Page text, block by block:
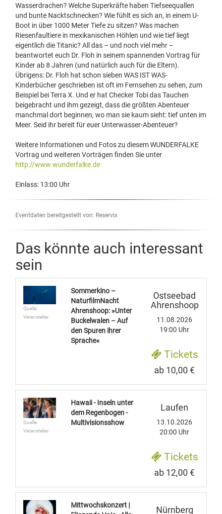
Wasserdrachen? Welche Superkräfte haben Tiefseequallen
und bunte Nacktschnecken? Wie fühlt es sich an, in einem U-
Boot in über 1000 Meter Tiefe zu sitzen? Was machen
Riesenfaultiere in mexikanischen Höhlen und wie tief liegt
eigentlich die Titanic? All das – und noch viel mehr –
beantwortet euch Dr. Floh in seinem spannenden Vortrag für
Kinder ab 8 Jahren (und natürlich auch für die Eltern).
Übrigens: Dr. Floh hat schon sieben WAS IST WAS-
Kinderbücher geschrieben ist oft im Fernsehen zu sehen, zum
Beispiel bei Terra X. Und er hat Checker Tobi das Tauchen
beigebracht und ihm gezeigt, dass die größten Abenteuer
manchmal dort beginnen, wo man sie kaum sieht: tief unten im
Meer. Seid ihr bereit für euer Unterwasser-Abenteuer?
Weitere Informationen und Fotos zu diesem WUNDERFALKE
Vortrag und weiteren Vorträgen finden Sie unter
http://www.wunderfalke.de
Einlass: 13:00 Uhr
Eventdaten bereitgestellt von: Reservix
Das könnte auch interessant
sein
Quelle:
Veranstalter
Sommerkino –
NaturfilmNacht
Ahrenshoop: »Unter
Buckelwalen – Auf
den Spuren ihrer
Sprache«
Ostseebad
Ahrenshoop
11.08.2026
19:00 Uhr
Tickets
ab 10,00 €
Quelle:
Veranstalter
Hawaii - Inseln unter
dem Regenbogen -
Multivisionsshow
Laufen
13.10.2026
20:00 Uhr
Tickets
ab 12,00 €
Mittwochskonzert |
Nürnberg